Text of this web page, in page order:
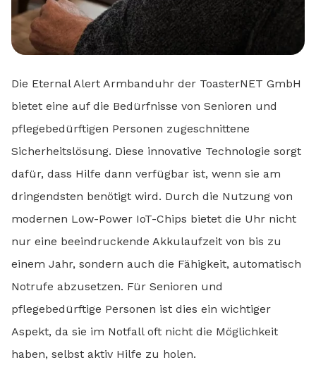
Die Eternal Alert Armbanduhr der ToasterNET GmbH
bietet eine auf die Bedürfnisse von Senioren und
pflegebedürftigen Personen zugeschnittene
Sicherheitslösung. Diese innovative Technologie sorgt
dafür, dass Hilfe dann verfügbar ist, wenn sie am
dringendsten benötigt wird. Durch die Nutzung von
modernen Low-Power IoT-Chips bietet die Uhr nicht
nur eine beeindruckende Akkulaufzeit von bis zu
einem Jahr, sondern auch die Fähigkeit, automatisch
Notrufe abzusetzen. Für Senioren und
pflegebedürftige Personen ist dies ein wichtiger
Aspekt, da sie im Notfall oft nicht die Möglichkeit
haben, selbst aktiv Hilfe zu holen.